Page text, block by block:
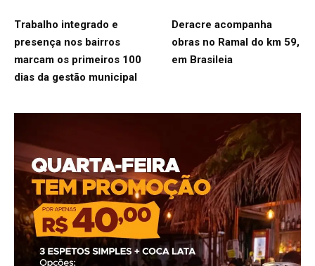
Trabalho integrado e
presença nos bairros
marcam os primeiros 100
dias da gestão municipal
Deracre acompanha
obras no Ramal do km 59,
em Brasileia